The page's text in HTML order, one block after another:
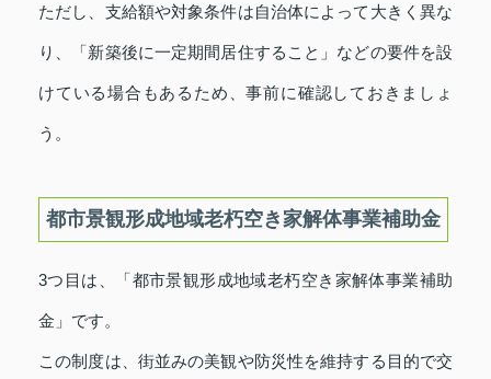
ただし、支給額や対象条件は自治体によって大きく異な
り、「新築後に一定期間居住すること」などの要件を設
けている場合もあるため、事前に確認しておきましょ
う。
都市景観形成地域老朽空き家解体事業補助金
3つ目は、「都市景観形成地域老朽空き家解体事業補助
金」です。
この制度は、街並みの美観や防災性を維持する目的で交